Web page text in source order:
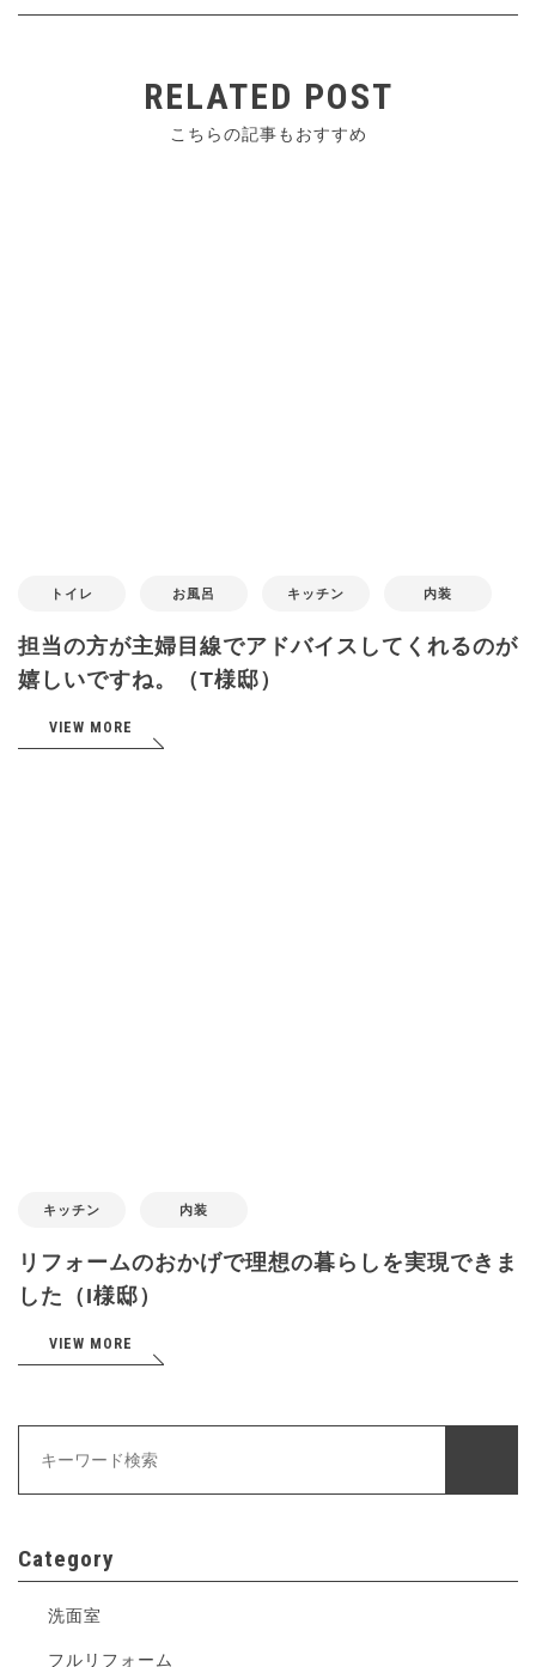
RELATED POST
こちらの記事もおすすめ
トイレ お風呂 キッチン 内装
担当の方が主婦目線でアドバイスしてくれるのが
嬉しいですね。（T様邸）
VIEW MORE
キッチン 内装
リフォームのおかげで理想の暮らしを実現できま
した（I様邸）
VIEW MORE
Category
洗面室
フルリフォーム